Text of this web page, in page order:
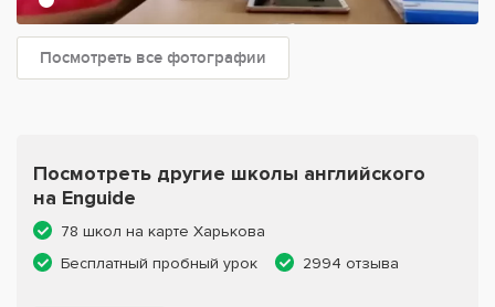
Посмотреть все фотографии
Посмотреть другие школы английского
на Enguide
78 школ на карте Харькова
Бесплатный пробный урок
2994 отзыва